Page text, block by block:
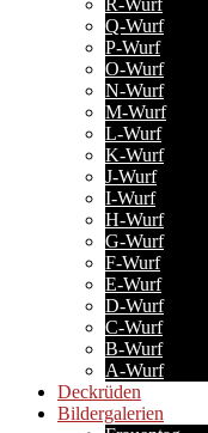
R-Wurf
Q-Wurf
P-Wurf
O-Wurf
N-Wurf
M-Wurf
L-Wurf
K-Wurf
J-Wurf
I-Wurf
H-Wurf
G-Wurf
F-Wurf
E-Wurf
D-Wurf
C-Wurf
B-Wurf
A-Wurf
Deckrüden
Bildergalerien